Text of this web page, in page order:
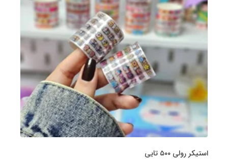
استیکر رولی ۵۰۰ تایی